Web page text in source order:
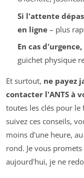
Si l'attente
en ligne– plus
En cas
guichet physique
Et surtout, ne payez
contacter l'ANTS à
toutes les clés pour
suivez ces conseils,
moins d'une heure,
rond. Je vous
aujourd'hui, je ne